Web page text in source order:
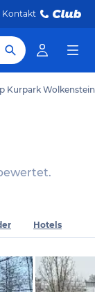
Kontakt
Kurpark Wolkenstein
Hotels